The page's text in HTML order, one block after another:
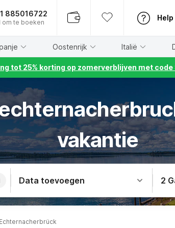
885016722
om te boeken
Help
Oostenrijk Italië
tot 25% korting op zomerverblijven met code
vakantie
Data toevoegen 2